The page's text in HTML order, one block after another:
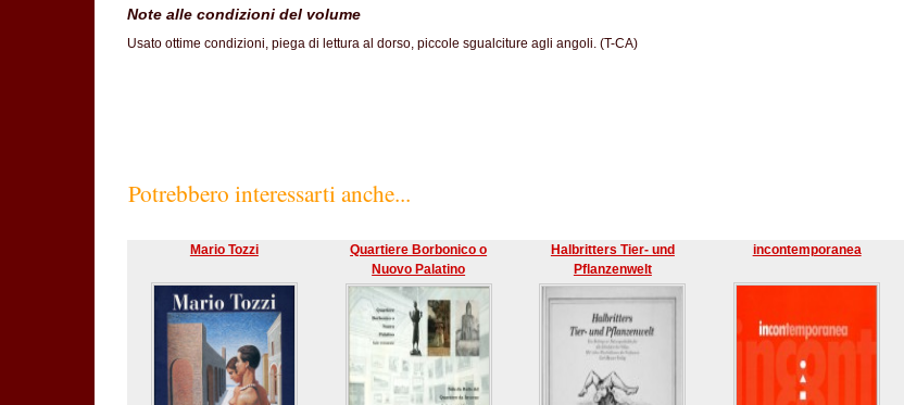
Note alle condizioni del volume
Usato ottime condizioni, piega di lettura al dorso, piccole sgualciture agli angoli. (T-CA)
Potrebbero interessarti anche...
Mario Tozzi
Quartiere Borbonico o
Nuovo Palatino
Halbritters Tier- und
Pflanzenwelt
incontemporanea